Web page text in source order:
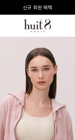
전 회원 무료배송 / 1회 사이즈 교환 무료